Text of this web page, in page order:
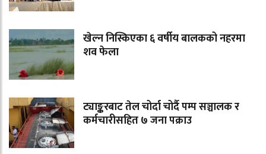
खेल्न निस्किएका ६ वर्षीय बालकको नहरमा
शव फेला
ट्याङ्करबाट तेल चोर्दा चोर्दै पम्प सञ्चालक र
कर्मचारीसहित ७ जना पक्राउ